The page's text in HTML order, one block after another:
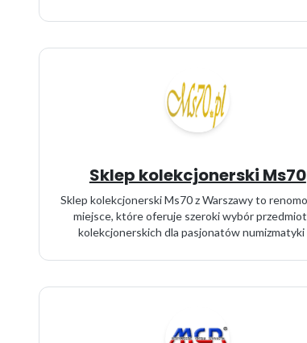
Sklep kolekcjonerski Ms70
Sklep kolekcjonerski Ms70 z Warszawy to
miejsce, które oferuje szeroki wybór
kolekcjonerskich dla pasjonatów numizmatyki